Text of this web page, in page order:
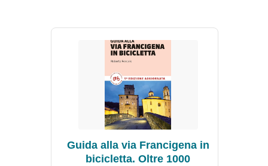
Guida alla via Francigena in
bicicletta. Oltre 1000